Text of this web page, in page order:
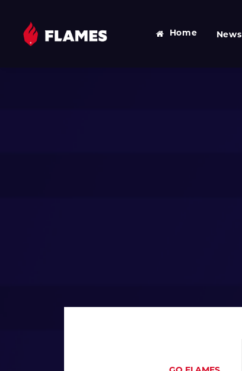
Home News